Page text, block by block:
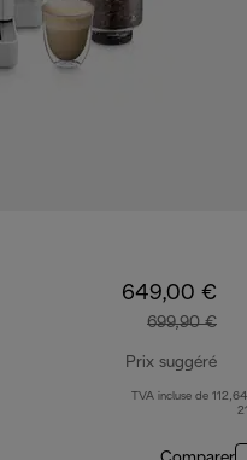
649,00 €
699,90 €
Prix suggéré
TVA incluse de